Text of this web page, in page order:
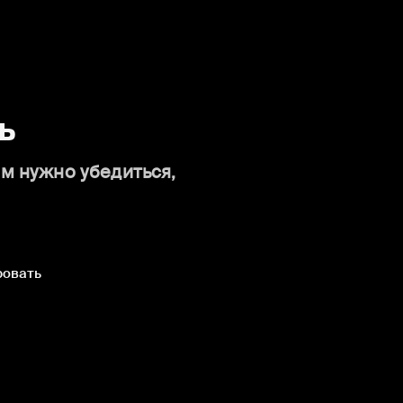
нужно убедиться,